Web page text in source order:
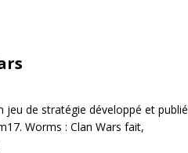
jeu de stratégie développé et publié
Worms : Clan Wars fait,